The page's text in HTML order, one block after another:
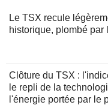
Le TSX recule
historique, plombé
Clôture du TSX :
le repli de la
l'énergie portée par le